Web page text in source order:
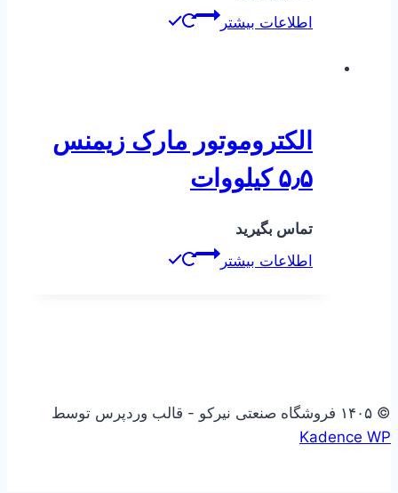
اطلاعات بیشتر
الکتروموتور مارک زیمنس
۵٫۵ کیلووات
تماس بگیرید
اطلاعات بیشتر
© ۱۴۰۵ فروشگاه صنعتی نیرکو - قالب وردپرس توسط
Kadence WP